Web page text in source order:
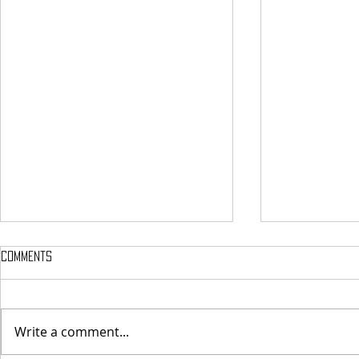
প্ৰেম বিৰোধী মই হেঙুলী ৰহণ
Comments
Write a comment...